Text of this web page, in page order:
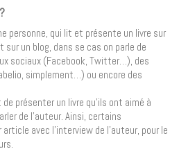
personne, qui lit et présente un livre sur
un blog, dans se cas on parle de
sociaux (Facebook, Twitter…), des
simplement…) ou encore des
présenter un livre qu’ils ont aimé à
de l’auteur. Ainsi, certains
avec l’interview de l’auteur, pour le